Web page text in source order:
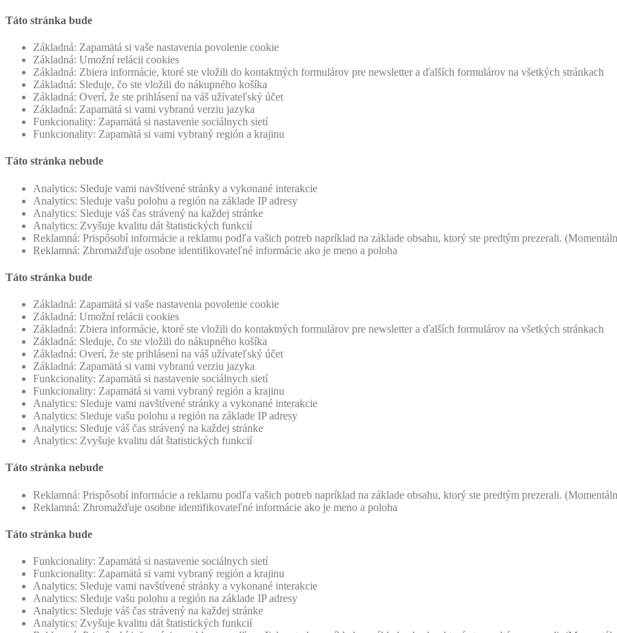
Táto stránka bude
Základná: Zapamätá si vaše nastavenia povolenie cookie
Základná: Umožní relácii cookies
Základná: Zbiera informácie, ktoré ste vložili do kontaktných formulárov pre newsletter a ďalších formulárov na všetkých stránkach
Základná: Sleduje, čo ste vložili do nákupného košíka
Základná: Overí, že ste prihlásení na váš užívateľský účet
Základná: Zapamätá si vami vybranú verziu jazyka
Funkcionality: Zapamätá si nastavenie sociálnych sietí
Funkcionality: Zapamätá si vami vybraný región a krajinu
Táto stránka nebude
Analytics: Sleduje vami navštívené stránky a vykonané interakcie
Analytics: Sleduje vašu polohu a región na základe IP adresy
Analytics: Sleduje váš čas strávený na každej stránke
Analytics: Zvyšuje kvalitu dát štatistických funkcií
Reklamná: Prispôsobí informácie a reklamu podľa vašich potreb napríklad na základe obsahu, ktorý ste predtým prezerali.
Reklamná: Zhromažďuje osobne identifikovateľné informácie ako je meno a poloha
Táto stránka bude
Základná: Zapamätá si vaše nastavenia povolenie cookie
Základná: Umožní relácii cookies
Základná: Zbiera informácie, ktoré ste vložili do kontaktných formulárov pre newsletter a ďalších formulárov na všetkých stránkach
Základná: Sleduje, čo ste vložili do nákupného košíka
Základná: Overí, že ste prihlásení na váš užívateľský účet
Základná: Zapamätá si vami vybranú verziu jazyka
Funkcionality: Zapamätá si nastavenie sociálnych sietí
Funkcionality: Zapamätá si vami vybraný región a krajinu
Analytics: Sleduje vami navštívené stránky a vykonané interakcie
Analytics: Sleduje vašu polohu a región na základe IP adresy
Analytics: Sleduje váš čas strávený na každej stránke
Analytics: Zvyšuje kvalitu dát štatistických funkcií
Táto stránka nebude
Reklamná: Prispôsobí informácie a reklamu podľa vašich potreb napríklad na základe obsahu, ktorý ste predtým prezerali.
Reklamná: Zhromažďuje osobne identifikovateľné informácie ako je meno a poloha
Táto stránka bude
Funkcionality: Zapamätá si nastavenie sociálnych sietí
Funkcionality: Zapamätá si vami vybraný región a krajinu
Analytics: Sleduje vami navštívené stránky a vykonané interakcie
Analytics: Sleduje vašu polohu a región na základe IP adresy
Analytics: Sleduje váš čas strávený na každej stránke
Analytics: Zvyšuje kvalitu dát štatistických funkcií